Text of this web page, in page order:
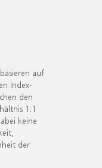
auf
Index-
den
1:1
keine
der